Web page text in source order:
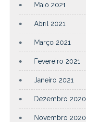
Maio 2021
Abril 2021
Março 2021
Fevereiro 2021
Janeiro 2021
Dezembro 2020
Novembro 2020